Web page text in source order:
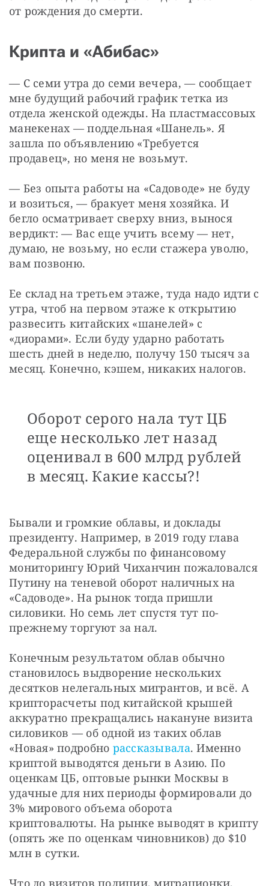
от рождения до смерти.
Крипта и «Абибас»
— С семи утра до семи вечера, — сообщает
мне будущий рабочий график тетка из
отдела женской одежды. На пластмассовых
манекенах — поддельная «Шанель». Я
зашла по объявлению «Требуется
продавец», но меня не возьмут.
— Без опыта работы на «Садоводе» не буду
и возиться, — бракует меня хозяйка. И
бегло осматривает сверху вниз, вынося
вердикт: — Вас еще учить всему — нет,
думаю, не возьму, но если стажера уволю,
вам позвоню.
Ее склад на третьем этаже, туда надо идти с
утра, чтоб на первом этаже к открытию
развесить китайских «шанелей» с
«диорами». Если буду ударно работать
шесть дней в неделю, получу 150 тысяч за
месяц. Конечно, кэшем, никаких налогов.
Оборот серого нала тут ЦБ
еще несколько лет назад
оценивал в 600 млрд рублей
в месяц. Какие кассы?!
Бывали и громкие облавы, и доклады
президенту. Например, в 2019 году глава
Федеральной службы по финансовому
мониторингу Юрий Чиханчин пожаловался
Путину на теневой оборот наличных на
«Садоводе». На рынок тогда пришли
силовики. Но семь лет спустя тут по-
прежнему торгуют за нал.
Конечным результатом облав обычно
становилось выдворение нескольких
десятков нелегальных мигрантов, и всё. А
крипторасчеты под китайской крышей
аккуратно прекращались накануне визита
силовиков — об одной из таких облав
«Новая» подробно рассказывала. Именно
криптой выводятся деньги в Азию. По
оценкам ЦБ, оптовые рынки Москвы в
удачные для них периоды формировали до
3% мирового объема оборота
криптовалюты. На рынке выводят в крипту
(опять же по оценкам чиновников) до $10
млн в сутки.